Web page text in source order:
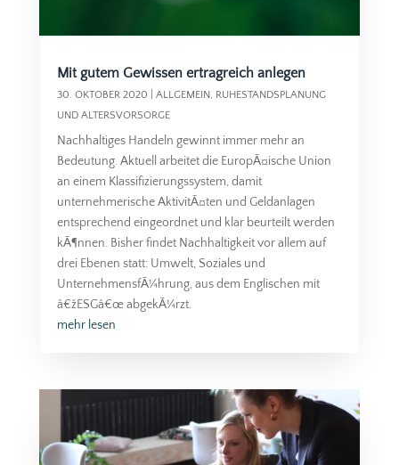
Mit gutem Gewissen ertragreich anlegen
30. OKTOBER 2020 ALLGEMEIN, RUHESTANDSPLANUNG
UND ALTERSVORSORGE
Nachhaltiges Handeln gewinnt immer mehr an
Bedeutung. Aktuell arbeitet die EuropÃ¤ische Union
an einem Klassifizierungssystem, damit
unternehmerische AktivitÃ¤ten und Geldanlagen
entsprechend eingeordnet und klar beurteilt werden
kÃ¶nnen. Bisher findet Nachhaltigkeit vor allem auf
drei Ebenen statt: Umwelt, Soziales und
UnternehmensfÃ¼hrung, aus dem Englischen mit
â€žESGâ€œ abgekÃ¼rzt.
mehr lesen